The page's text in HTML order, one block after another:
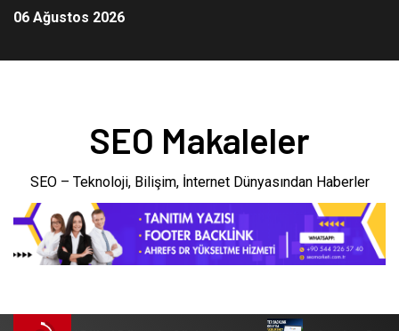
06 Ağustos 2026
SEO Makaleler
SEO – Teknoloji, Bilişim, İnternet Dünyasından Haberler